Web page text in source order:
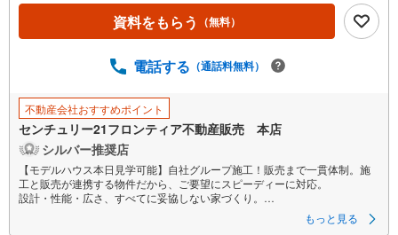
資料をもらう （無料）
電話する （通話料無料）
不動産会社おすすめポイント
センチュリー21フロンティア不動産販売 本店
シルバー推奨店
【モデルハウス本日見学可能】自社グループ施工！販売まで一貫体制。施
工と販売が連携する物件だから、ご要望にスピーディーに対応。
設計・性能・広さ、すべてに妥協しない家づくり。
～自社ブランド物件:建売価格で「理想」を諦めない住まい～
もっと見る